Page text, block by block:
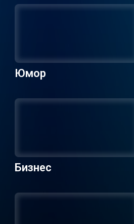
Юмор
Бизнес